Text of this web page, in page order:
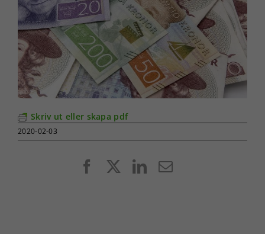
Skriv ut eller skapa pdf
2020-02-03
FacebookLinkedIn
E-